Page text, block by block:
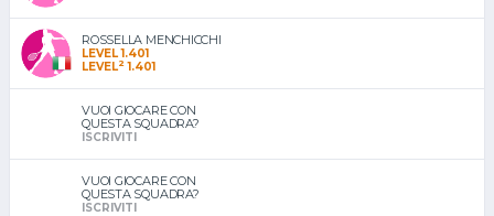
ROSSELLA MENCHICCHI
LEVEL 1.401
LEVEL2 1.401
VUOI GIOCARE CON
QUESTA SQUADRA?
ISCRIVITI
VUOI GIOCARE CON
QUESTA SQUADRA?
ISCRIVITI